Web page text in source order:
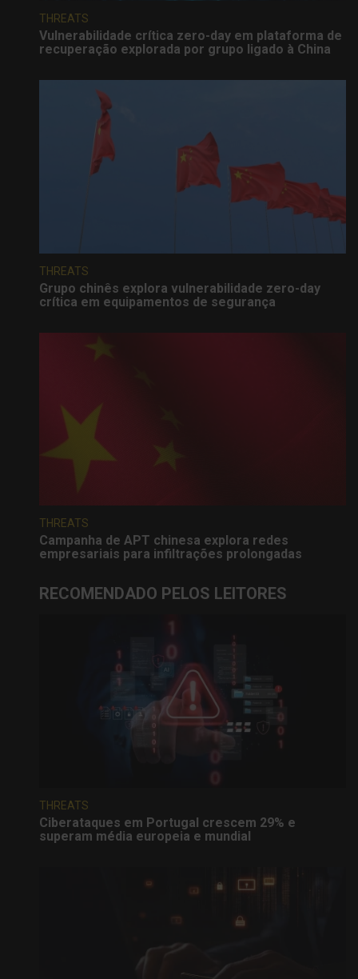
THREATS
Vulnerabilidade crítica zero-day em plataforma de
recuperação explorada por grupo ligado à China
THREATS
Grupo chinês explora vulnerabilidade zero-day
crítica em equipamentos de segurança
THREATS
Campanha de APT chinesa explora redes
empresariais para infiltrações prolongadas
RECOMENDADO PELOS LEITORES
THREATS
Ciberataques em Portugal crescem 29% e
superam média europeia e mundial